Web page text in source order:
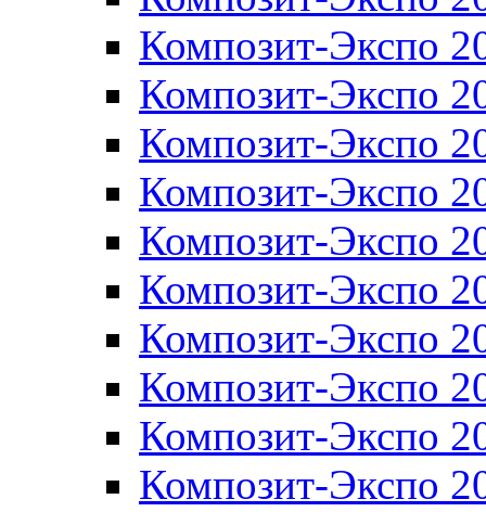
Композит-Экспо
Композит-Экспо
Композит-Экспо
Композит-Экспо
Композит-Экспо
Композит-Экспо
Композит-Экспо
Композит-Экспо
Композит-Экспо
Композит-Экспо